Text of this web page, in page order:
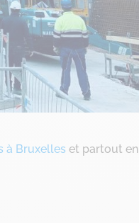
à Bruxelles et partout en